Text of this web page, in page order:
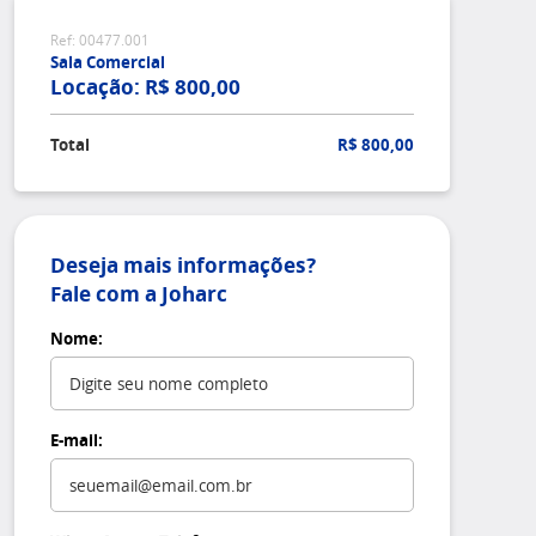
Ref: 00477.001
Sala Comercial
Locação: R$ 800,00
Total R$ 800,00
Deseja mais informações?
Fale com a Joharc
Nome:
E-mail: